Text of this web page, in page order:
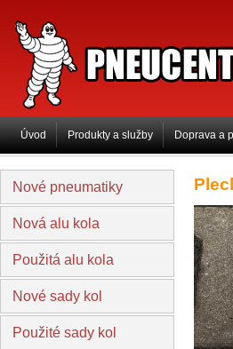
Úvod Produkty a služby Doprava a
Nové pneumatiky
Nová alu kola
Použitá alu kola
Nové sady kol
Použité sady kol